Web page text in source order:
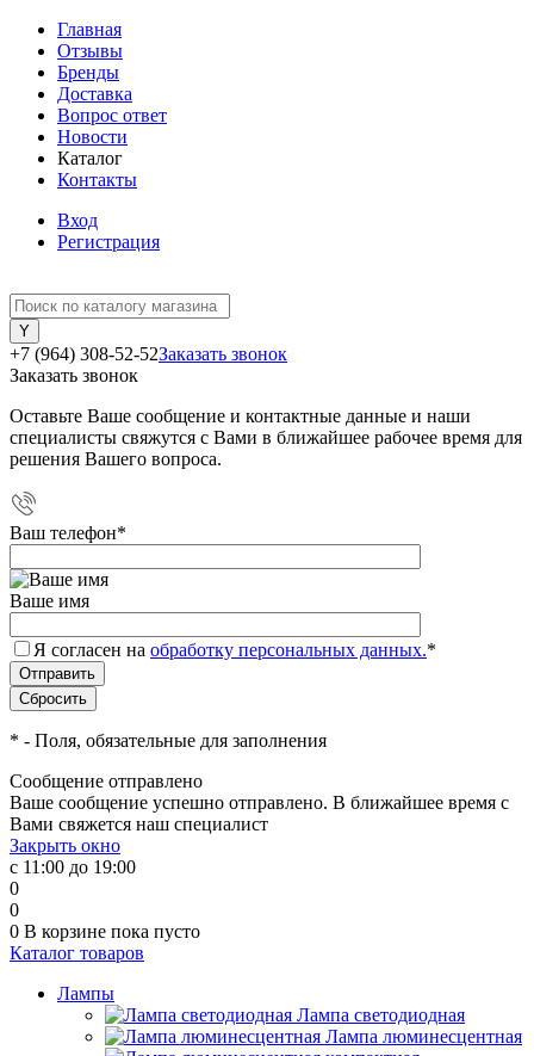
Главная
Отзывы
Бренды
Доставка
Вопрос ответ
Новости
Каталог
Контакты
Вход
Регистрация
+7 (964) 308-52-52Заказать звонок
Заказать звонок
Оставьте Ваше сообщение и контактные данные и наши
специалисты свяжутся с Вами в ближайшее рабочее время для
решения Вашего вопроса.
Ваш телефон*
Ваше имя
Я согласен на обработку персональных данных.*
* - Поля, обязательные для заполнения
Сообщение отправлено
Ваше сообщение успешно отправлено. В ближайшее время с
Вами свяжется наш специалист
Закрыть окно
с 11:00 до 19:00
0
0
0 В корзине пока пусто
Каталог товаров
Лампы
Лампа светодиодная
Лампа люминесцентная